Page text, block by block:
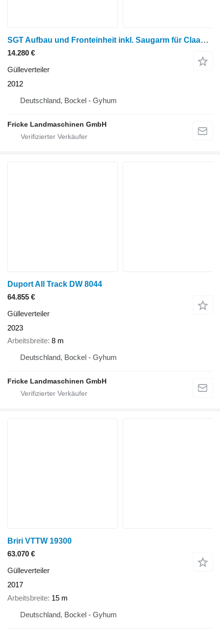
SGT Aufbau und Fronteinheit inkl. Saugarm für Claas Xerion 3800
14.280 €
Gülleverteiler
2012
Deutschland, Bockel - Gyhum
Fricke Landmaschinen GmbH
Duport All Track DW 8044
64.855 €
Gülleverteiler
2023
Arbeitsbreite 8 m
Deutschland, Bockel - Gyhum
Fricke Landmaschinen GmbH
Briri VTTW 19300
63.070 €
Gülleverteiler
2017
Arbeitsbreite 15 m
Deutschland, Bockel - Gyhum